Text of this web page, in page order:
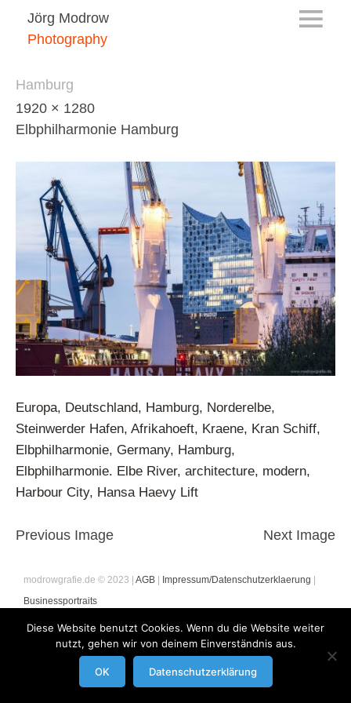
Jörg Modrow
Photography
Hamburg
1920 × 1280
Elbphilharmonie Hamburg
Europa, Deutschland, Hamburg, Norderelbe,
Steinwerder Hafen, Afrikahoeft, Kraene, Kran Schiff,
Elbphilharmonie, Germany, Hamburg,
Elbphilharmonie. Elbe River, architecture, modern,
Harbour City, Hansa Haevy Lift
Previous Image Next Image
modrowgrafie.de © 2023 | AGB| Impressum/Datenschutzerklaerung
Businessportraits
Diese Website benutzt Cookies. Wenn du die Website weiter
nutzt, gehen wir von deinem Einverständnis aus.
OK Datenschutzerklärung